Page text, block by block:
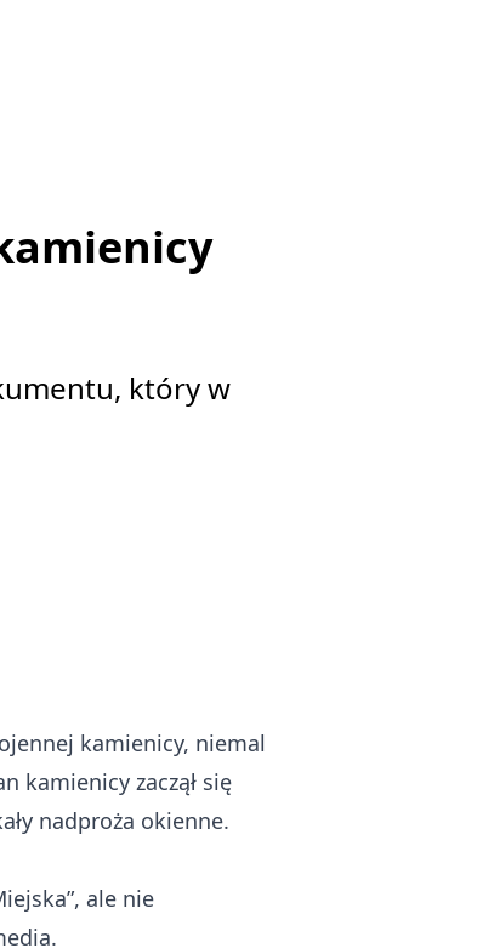
który w
kamienicy, niemal
kamienicy zaczął się
nadproża okienne.
ale nie